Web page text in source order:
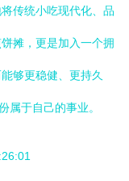
传统小吃现代化、品
摊，更是加入一个拥
够更稳健、更持久
属于自己的事业。